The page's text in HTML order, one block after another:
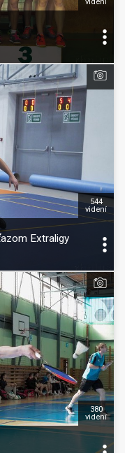
Extraligy
544
videní
380
videní